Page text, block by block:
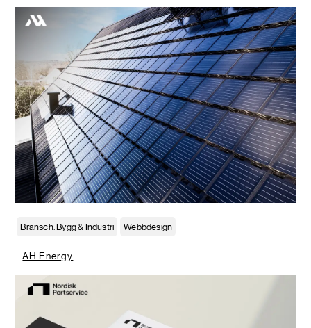
Bransch: Bygg & Industri Webbdesign
AH Energy